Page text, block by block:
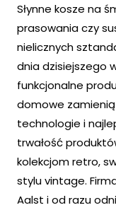
Słynne kosze na
prasowania czy
nielicznych
dnia dzisiejszego
funkcjonalne
domowe
technologie i
trwałość
kolekcjom retro,
stylu vintage.
Aalst i od razu